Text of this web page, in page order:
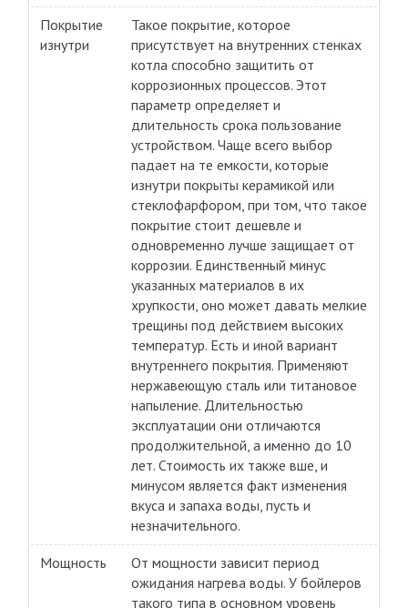
Покрытие
изнутри
Такое покрытие, которое
присутствует на внутренних стенках
котла способно защитить от
коррозионных процессов. Этот
параметр определяет и
длительность срока пользование
устройством. Чаще всего выбор
падает на те емкости, которые
изнутри покрыты керамикой или
стеклофарфором, при том, что такое
покрытие стоит дешевле и
одновременно лучше защищает от
коррозии. Единственный минус
указанных материалов в их
хрупкости, оно может давать мелкие
трещины под действием высоких
температур. Есть и иной вариант
внутреннего покрытия. Применяют
нержавеющую сталь или титановое
напыление. Длительностью
эксплуатации они отличаются
продолжительной, а именно до 10
лет. Стоимость их также вше, и
минусом является факт изменения
вкуса и запаха воды, пусть и
незначительного.
Мощность
От мощности зависит период
ожидания нагрева воды. У бойлеров
такого типа в основном уровень